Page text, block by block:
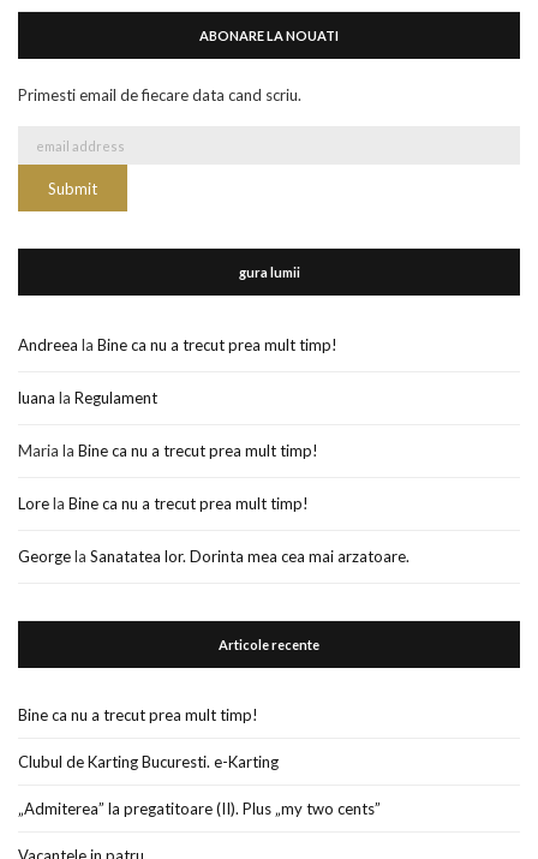
ABONARE LA NOUATI
Primesti email de fiecare data cand scriu.
gura lumii
Andreea la Bine ca nu a trecut prea mult timp!
luana la Regulament
Maria la Bine ca nu a trecut prea mult timp!
Lorela Bine ca nu a trecut prea mult timp!
Georgela Sanatatea lor. Dorinta mea cea mai arzatoare.
Articole recente
Bine ca nu a trecut prea mult timp!
Clubul de Karting Bucuresti. e-Karting
„Admiterea” la pregatitoare (II). Plus „my two cents”